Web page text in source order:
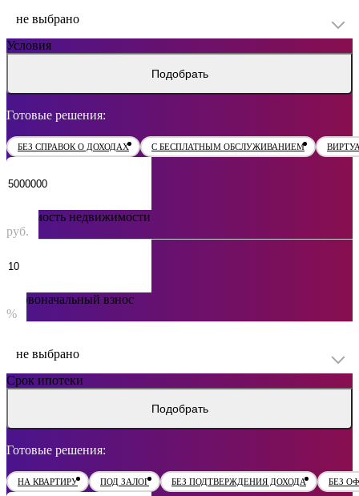
не выбрано
Условия
Подобрать
Готовые решения:
БЕЗ СПРАВОК О ДОХОДАХ С БЕСПЛАТНЫМ ОБСЛУЖИВАНИЕМ
Стоимость недвижимости
руб.
Первоначальный взнос
%
не выбрано
Срок ипотеки
Подобрать
Готовые решения:
НА КВАРТИРУ ПОД ЗАЛОГ БЕЗ ПОДТВЕРЖДЕНИЯ ДОХОДА БЕЗ